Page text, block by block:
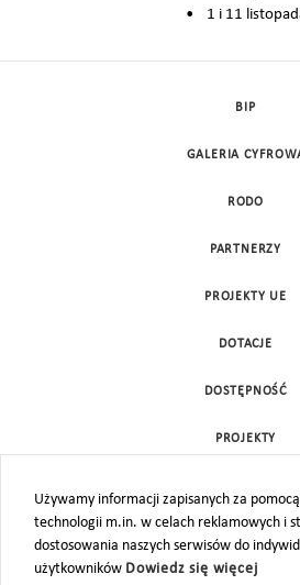
• 1 i 11
Używamy informacji zapisanych za
technologii m.in. w celach reklamowych i
dostosowania naszych serwisów do
użytkowników Dowiedz się więcej
BIP
GALERIA
RODO
PARTNERZY
PROJEKTY UE
DOTACJE
DOSTĘPNOŚĆ
PROJEKTY
MAPA STRONY